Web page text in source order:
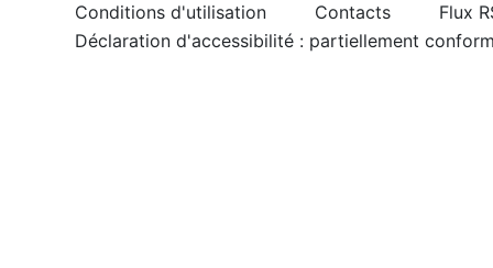
Conditions d'utilisation Contacts
Flux
Déclaration d'accessibilité : partiellement